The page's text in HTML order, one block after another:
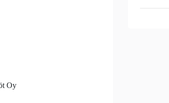
Oy